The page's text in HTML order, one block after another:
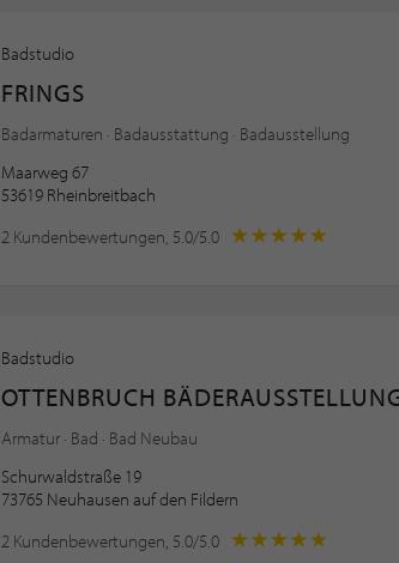
Badstudio
FRINGS
Badarmaturen · Badausstattung · Badausstellung
Maarweg 67
53619 Rheinbreitbach
2 Kundenbewertungen, 5.0/5.0
Badstudio
OTTENBRUCH
Armatur · Bad · Bad Neubau
Schurwaldstraße 19
73765 Neuhausen auf den Fildern
2 Kundenbewertungen, 5.0/5.0